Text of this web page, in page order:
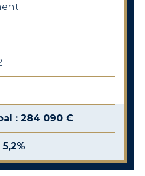
: 284 090 €